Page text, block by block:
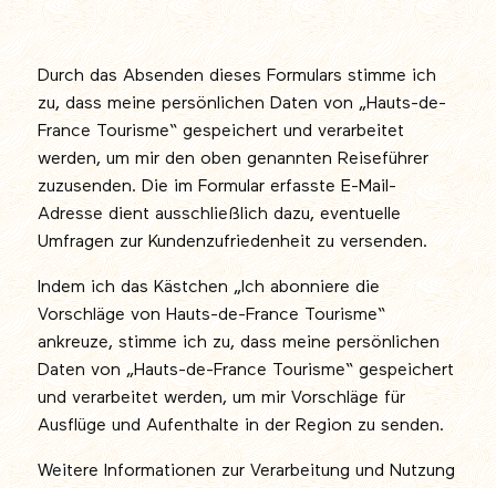
Durch das Absenden dieses Formulars stimme ich
zu, dass meine persönlichen Daten von „Hauts-de-
France Tourisme“ gespeichert und verarbeitet
werden, um mir den oben genannten Reiseführer
zuzusenden. Die im Formular erfasste E-Mail-
Adresse dient ausschließlich dazu, eventuelle
Umfragen zur Kundenzufriedenheit zu versenden.
Indem ich das Kästchen „Ich abonniere die
Vorschläge von Hauts-de-France Tourisme“
ankreuze, stimme ich zu, dass meine persönlichen
Daten von „Hauts-de-France Tourisme“ gespeichert
und verarbeitet werden, um mir Vorschläge für
Ausflüge und Aufenthalte in der Region zu senden.
Weitere Informationen zur Verarbeitung und Nutzung